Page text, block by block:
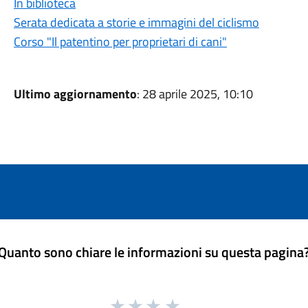
Serata dedicata a storie e immagini del ciclismo
Corso "Il patentino per proprietari di cani"
Ultimo aggiornamento: 28 aprile 2025, 10:10
sono chiare le informazioni su questa